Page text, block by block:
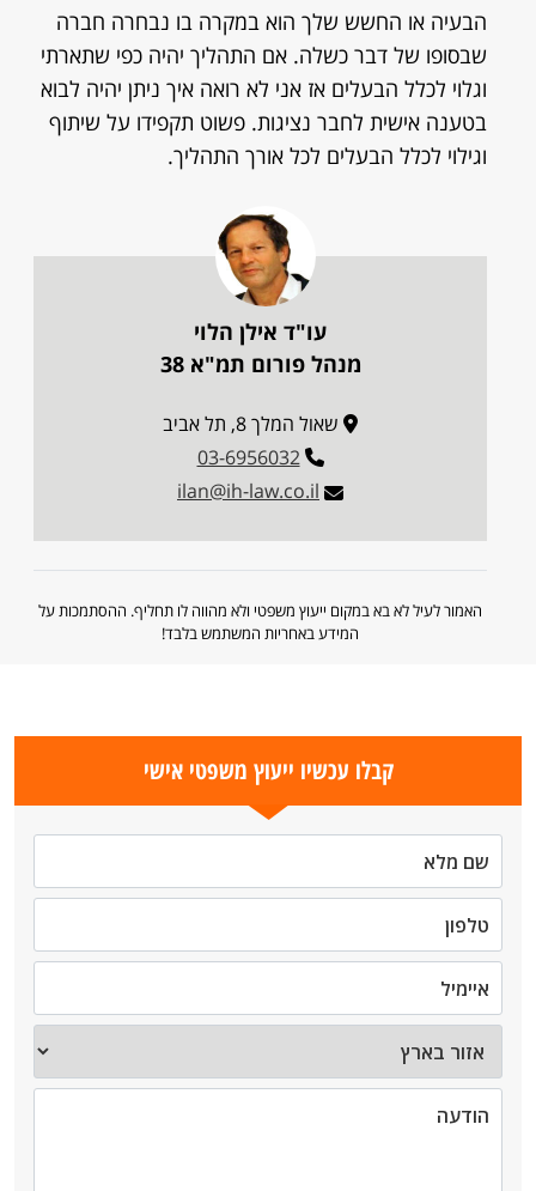
הבעיה או החשש שלך הוא במקרה בו נבחרה חברה
שבסופו של דבר כשלה. אם התהליך יהיה כפי שתארתי
וגלוי לכלל הבעלים אז אני לא רואה איך ניתן יהיה לבוא
בטענה אישית לחבר נציגות. פשוט תקפידו על שיתוף
וגילוי לכלל הבעלים לכל אורך התהליך.
עו"ד אילן הלוי
מנהל פורום תמ"א 38
שאול המלך 8, תל אביב
03-6956032
ilan@ih-law.co.il
האמור לעיל לא בא במקום ייעוץ משפטי ולא מהווה לו תחליף. ההסתמכות על
המידע באחריות המשתמש בלבד!
קבלו עכשיו ייעוץ משפטי אישי